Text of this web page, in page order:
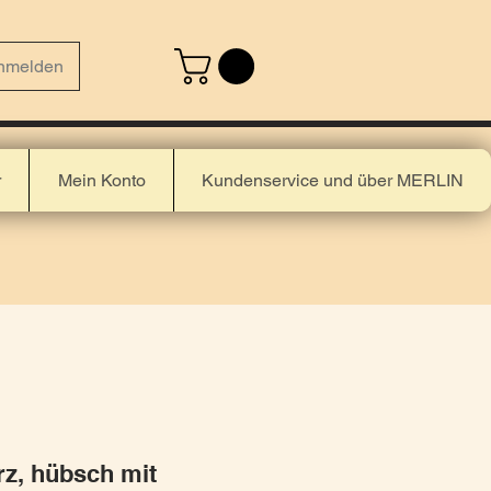
Mein Konto Kundenservice und über MERLIN
hübsch mit